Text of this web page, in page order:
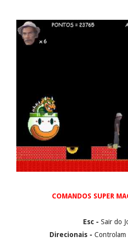
COMANDOS SUPER
Esc -Sair do
Direcionais -Controlam